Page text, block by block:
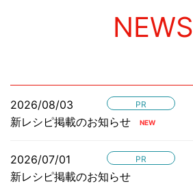
NEWS
2026/08/03 PR
新レシピ掲載のお知らせ
2026/07/01 PR
新レシピ掲載のお知らせ